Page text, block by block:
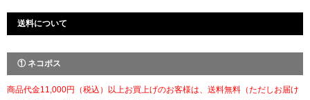
送料について
① ネコポス
商品代金11,000円（税込）以上お買上げのお客様は、送料無料（ただしお届け